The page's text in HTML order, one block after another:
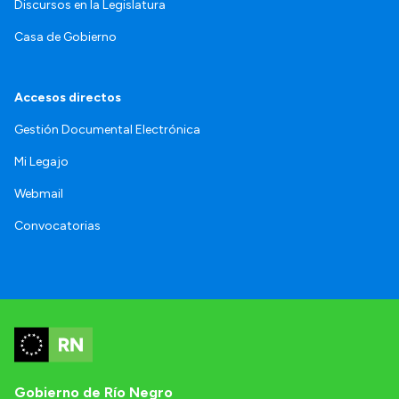
Discursos en la Legislatura
Casa de Gobierno
Accesos directos
Gestión Documental Electrónica
Mi Legajo
Webmail
Convocatorias
Gobierno de Río Negro